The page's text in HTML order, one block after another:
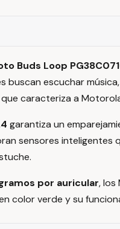
Buds Loop
buscan escuchar
caracteriza a
garantiza un
sensores
por auricular, los
color verde y su